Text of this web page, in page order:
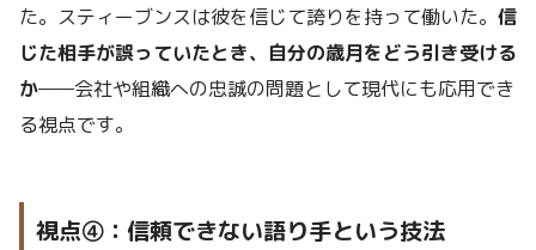
た。スティーブンスは彼を信じて誇りを持って働いた。 信
じた相手が誤っていたとき、自分の歳月をどう引き受ける
か——会社や組織への忠誠の問題として現代にも応用でき
る視点です。
視点④：信頼できない語り手という技法